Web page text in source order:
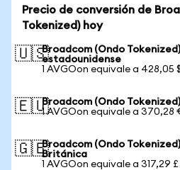
Precio de conversión de
Tokenized) hoy
🇺🇸Broadcom (Ondo
estadounidense
1 AVGOon equivale a 428,05
🇪🇺Broadcom (Ondo
1 AVGOon equivale a 370,28
🇬🇧Broadcom (Ondo
Británica
1 AVGOon equivale a 317,29 £